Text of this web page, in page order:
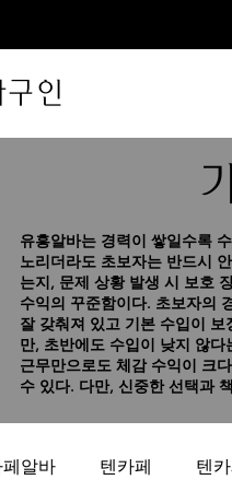
인
유흥알바는 경력이 쌓일수록
노리더라도 초보자는 반드시
는지, 문제 상황 발생 시 보호
수익의 꾸준함이다. 초보자의
잘 갖춰져 있고 기본 수입이
만, 초반에도 수입이 낮지 않
근무만으로도 체감 수익이 크
수 있다. 다만, 신중한 선택과
페알바 텐카페 텐